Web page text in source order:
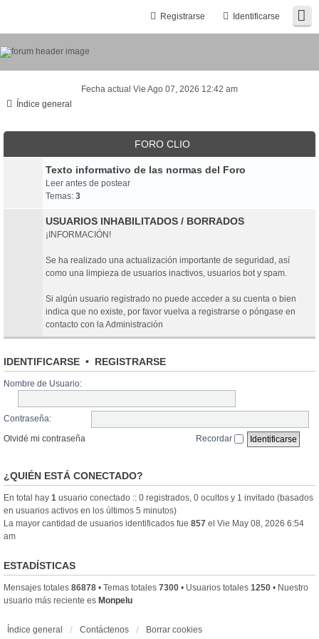
Identificarse
Registrarse
Fecha actual Vie Ago 07, 2026 12:42 am
Índice general
FORO CLIO
Texto informativo de las normas del Foro
Leer antes de postear
Temas: 3
USUARIOS INHABILITADOS / BORRADOS
¡INFORMACIÓN!
Se ha realizado una actualización importante de seguridad, así
como una limpieza de usuarios inactivos, usuarios bot y spam.
Si algún usuario registrado no puede acceder a su cuenta o bien
indica que no existe, por favor vuelva a registrarse o póngase en
contacto con la Administración
IDENTIFICARSE • REGISTRARSE
Nombre de Usuario:
Contraseña:
Olvidé mi contraseña
Recordar
¿QUIÉN ESTÁ CONECTADO?
En total hay 1 usuario conectado :: 0 registrados, 0 ocultos y 1 invitado (basados
en usuarios activos en los últimos 5 minutos)
La mayor cantidad de usuarios identificados fue 857 el Vie May 08, 2026 6:54
am
ESTADÍSTICAS
Mensajes totales 86878 • Temas totales 7300 • Usuarios totales 1250 • Nuestro
usuario más reciente es Monpelu
Índice general Contáctenos
Borrar cookies